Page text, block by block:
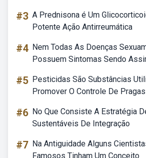
#3 A Prednisona é Um
Potente Ação Antirreumática
#4 Nem Todas As Doenças
Possuem Sintomas Sendo
#5 Pesticidas São Substâncias
Promover O Controle De Pragas
#6 No Que Consiste A Estratégia
Sustentáveis De Integração
#7 Na Antiguidade Alguns
Famosos Tinham Um Conceito